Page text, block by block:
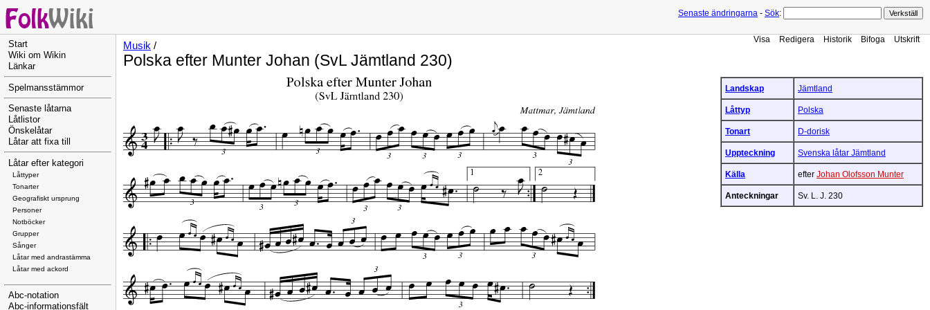
Senaste ändringarna - Sök:
Start
Wiki om Wikin
Länkar
Spelmansstämmor
Senaste låtarna
Låtlistor
Önskelåtar
Låtar att fixa till
Låtar efter kategori
Låttyper
Tonarter
Geografiskt ursprung
Personer
Notböcker
Grupper
Sånger
Låtar med andrastämma
Låtar med ackord
Abc-notation
Abc-informationsfält
Visa Redigera Historik Bifoga Utskrift
Musik /
Polska efter Munter Johan (SvL Jämtland 230)
Landskap Jämtland
Låttyp Polska
Tonart D-dorisk
Uppteckning Svenska låtar Jämtland
Källa efter Johan Olofsson Munter
Anteckningar Sv. L. J. 230